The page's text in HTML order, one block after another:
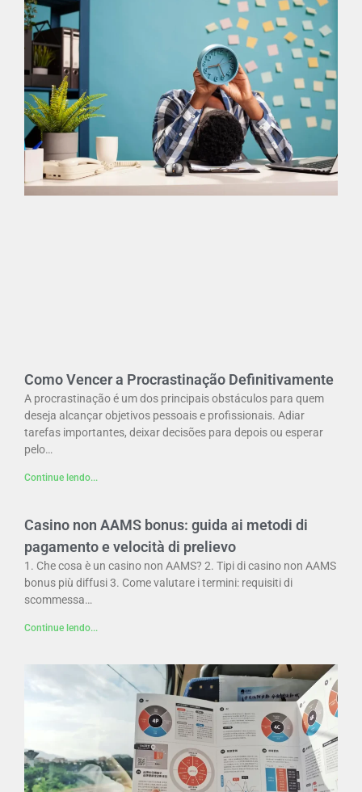
Como Vencer a Procrastinação Definitivamente
A procrastinação é um dos principais obstáculos para quem
deseja alcançar objetivos pessoais e profissionais. Adiar
tarefas importantes, deixar decisões para depois ou esperar
pelo…
Continue lendo...
Casino non AAMS bonus: guida ai metodi di
pagamento e velocità di prelievo
1. Che cosa è un casino non AAMS? 2. Tipi di casino non AAMS
bonus più diffusi 3. Come valutare i termini: requisiti di
scommessa…
Continue lendo...